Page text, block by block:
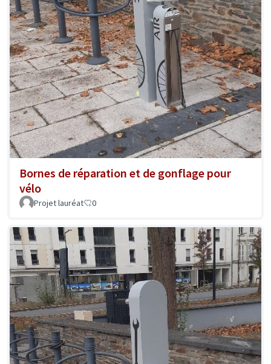
Bornes de réparation et de gonflage pour
vélo
Projet lauréat 0